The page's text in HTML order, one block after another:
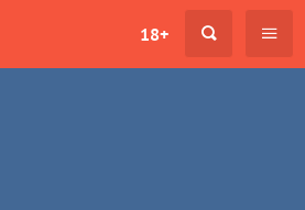
18+